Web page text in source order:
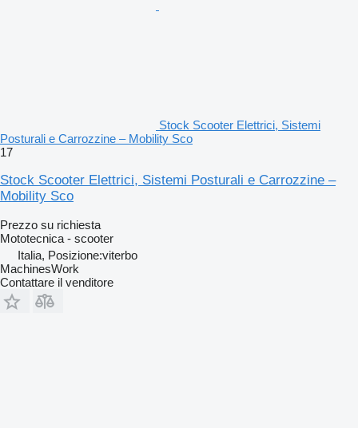
Stock Scooter Elettrici, Sistemi
Posturali e Carrozzine – Mobility Sco
17
Stock Scooter Elettrici, Sistemi Posturali e Carrozzine –
Mobility Sco
Prezzo su richiesta
Mototecnica - scooter
Italia, Posizione:viterbo
MachinesWork
Contattare il venditore